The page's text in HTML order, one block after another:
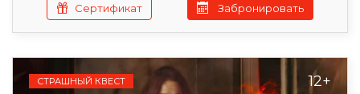
Сертификат Забронировать
СТРАШНЫЙ КВЕСТ 12+